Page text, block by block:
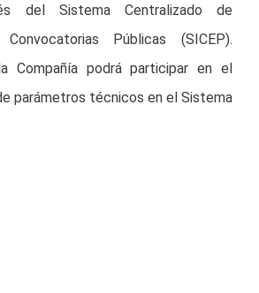
del Sistema Centralizado de
Públicas (SICEP).
Compañía podrá participar en el
parámetros técnicos en el Sistema